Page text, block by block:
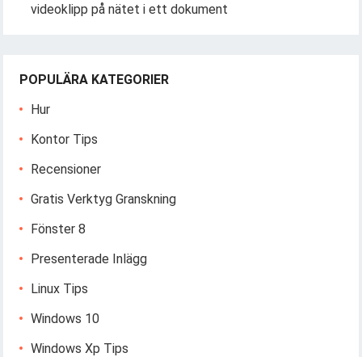
videoklipp på nätet i ett dokument
POPULÄRA KATEGORIER
Hur
Kontor Tips
Recensioner
Gratis Verktyg Granskning
Fönster 8
Presenterade Inlägg
Linux Tips
Windows 10
Windows Xp Tips